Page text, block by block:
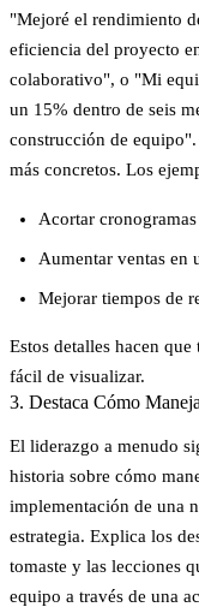
"Mejoré el rendimiento
eficiencia del proyecto
colaborativo", o "Mi
un 15% dentro de seis
construcción de
más concretos. Los
Acortar
Aumentar ventas en
Mejorar tiempos de
Estos detalles hacen
fácil de visualizar.
3. Destaca Cómo
El liderazgo a menudo
historia sobre cómo
implementación de una
estrategia. Explica los
tomaste y las lecciones
equipo a través de una